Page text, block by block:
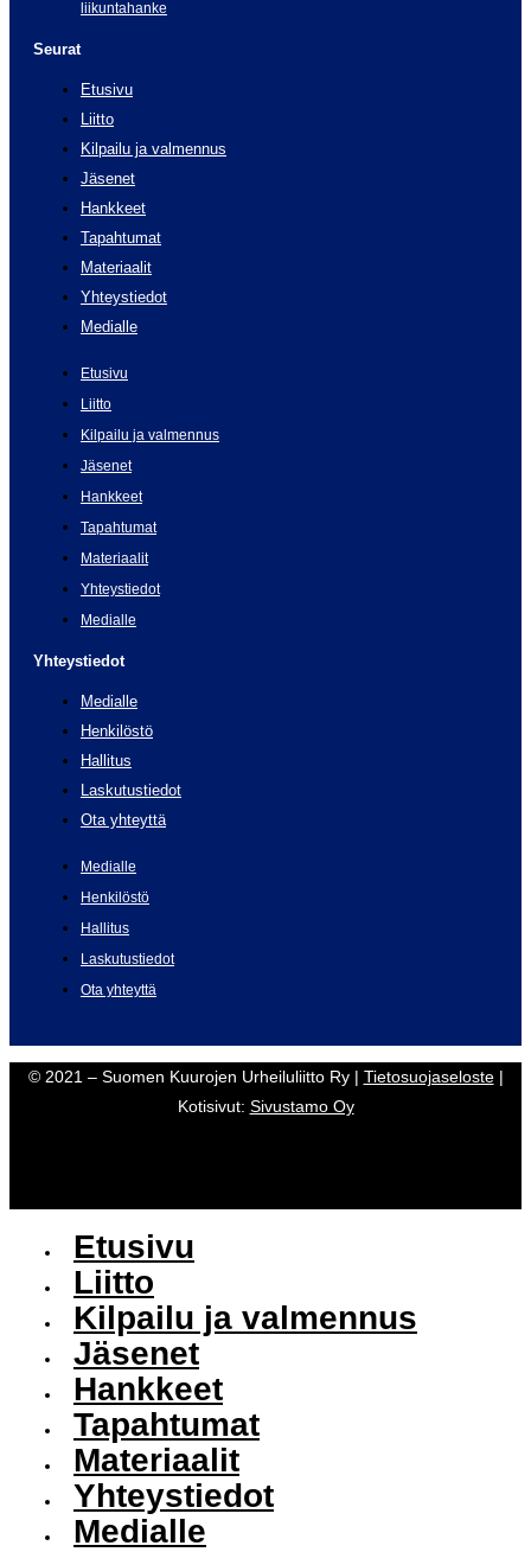
liikuntahanke
Seurat
Etusivu
Liitto
Kilpailu ja valmennus
Jäsenet
Hankkeet
Tapahtumat
Materiaalit
Yhteystiedot
Medialle
Etusivu
Liitto
Kilpailu ja valmennus
Jäsenet
Hankkeet
Tapahtumat
Materiaalit
Yhteystiedot
Medialle
Yhteystiedot
Medialle
Henkilöstö
Hallitus
Laskutustiedot
Ota yhteyttä
Medialle
Henkilöstö
Hallitus
Laskutustiedot
Ota yhteyttä
© 2021 – Suomen Kuurojen Urheiluliitto Ry | Tietosuojaseloste|
Kotisivut: Sivustamo Oy
Etusivu
Liitto
Kilpailu ja valmennus
Jäsenet
Hankkeet
Tapahtumat
Materiaalit
Yhteystiedot
Medialle